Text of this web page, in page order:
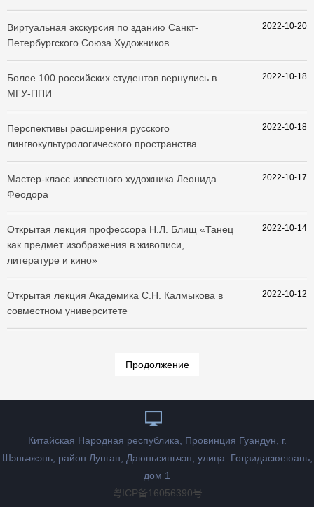
Виртуальная экскурсия по зданию Санкт-
Петербургского Союза Художников
2022-10-20
Более 100 российских студентов вернулись в
МГУ-ППИ
2022-10-18
Перспективы расширения русского
лингвокультурологического пространства
2022-10-18
Мастер-класс известного художника Леонида
Феодора
2022-10-17
Открытая лекция профессора Н.Л. Блищ «Танец
как предмет изображения в живописи,
литературе и кино»
2022-10-14
Открытая лекция Академика С.Н. Калмыкова в
совместном университете
2022-10-12
Продолжение
Китайская Народная республика, Провинция Гуандун, г.
Шэньчжэнь, район Лунган, Даюньсиньчэн, улица Гоцзидасюеюань,
дом 1
粤ICP备16056390号